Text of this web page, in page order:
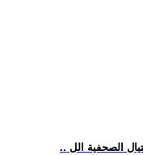
الصحفية الل